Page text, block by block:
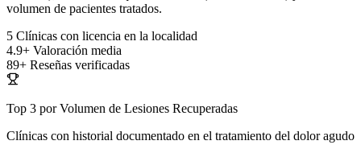
volumen de pacientes tratados.
5 Clínicas con licencia en la localidad
4.9+ Valoración media
89+ Reseñas verificadas
Top 3 por Volumen de Lesiones Recuperadas
Clínicas con historial documentado en el tratamiento del dolor agudo